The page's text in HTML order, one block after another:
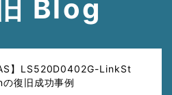
Blog
】LS520D0402G-LinkSt
復旧成功事例